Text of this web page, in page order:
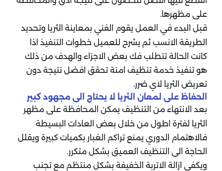
على مظهرها.
قبل البدء في العمل يقوم الفني بمعاينة الثريا وتحديد
الطريقة الانسب ثم يشرح للعميل خطوات التنفيذ اذا
كانت الحالة تتطلب فك بعض الاجزاء والهدف من ذلك
هو تنفيذ خدمة تنظيف امنة تحقق افضل نتيجة دون
تعريض الثريا لاي ضرر.
الحفاظ على لمعان الثريا لا يحتاج الى مجهود كبير
بعد الانتهاء من التنظيف يمكن المحافظة على مظهر
الثريا لفترة اطول من خلال بعض العادات البسيطة
فالاهتمام الدوري يمنع تراكم الغبار بكميات كبيرة ويقلل
الحاجة الى التنظيف العميق بشكل متكرر.
ويكفي ازالة الاتربة الخفيفة بشكل منتظم مع تجنب